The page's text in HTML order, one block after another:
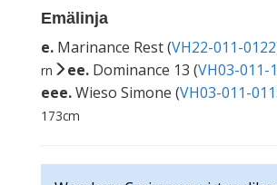
Emälinja
e. Marinance Rest (VH22-011-0122
rn
ee. Dominance 13 (VH03-011-
eee.Wieso Simone (VH03-011-
173cm